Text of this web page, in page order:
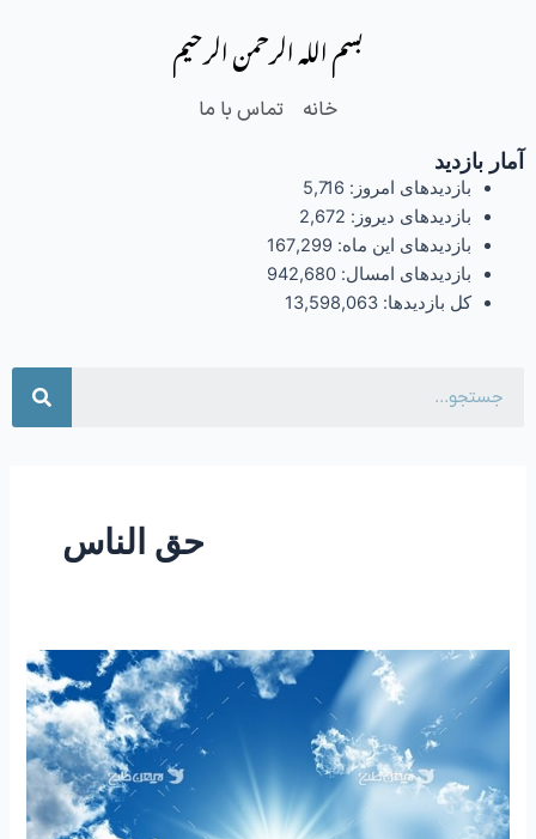
بسم الله الرحمن الرحیم
خانه تماس با ما
آمار بازدید
بازدیدهای امروز: 5,716
بازدیدهای دیروز: 2,672
بازدیدهای این ماه: 167,299
بازدیدهای امسال: 942,680
کل بازدیدها: 13,598,063
حق الناس
۲۳۸
-ساعتی
تفکر
“قابل
توجه